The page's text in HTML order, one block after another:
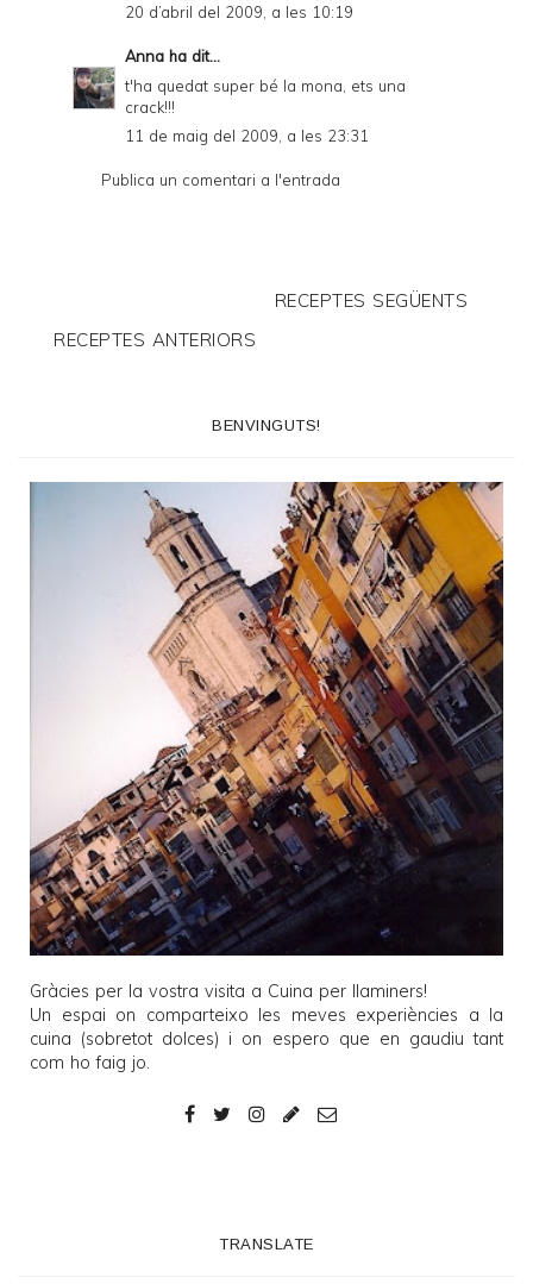
20 d’abril del 2009, a les 10:19
Anna ha dit...
t'ha quedat super bé la mona, ets una
crack!!!
11 de maig del 2009, a les 23:31
Publica un comentari a l'entrada
RECEPTES SEGÜENTS
RECEPTES ANTERIORS
BENVINGUTS!
Gràcies per la vostra visita a Cuina per llaminers!
Un espai on comparteixo les meves experiències a la
cuina (sobretot dolces) i on espero que en gaudiu tant
com ho faig jo.
TRANSLATE